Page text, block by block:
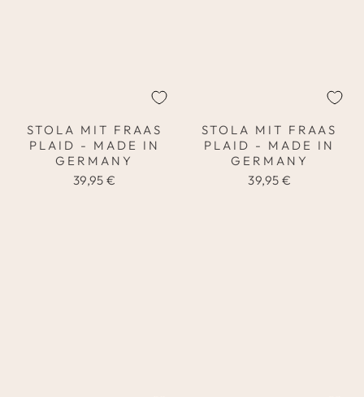
STOLA MIT FRAAS
PLAID - MADE IN
GERMANY
39,95 €
STOLA MIT FRAAS
PLAID - MADE IN
GERMANY
39,95 €